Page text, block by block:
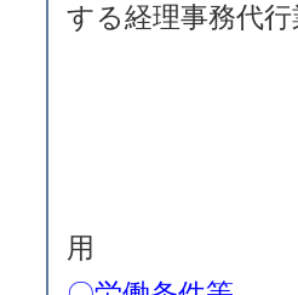
する経理事務代行
用